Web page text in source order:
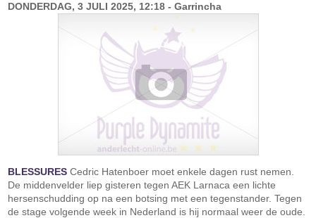
DONDERDAG, 3 JULI 2025, 12:18 - Garrincha
BLESSURES Cedric Hatenboer moet enkele dagen rust nemen.
De middenvelder liep gisteren tegen AEK Larnaca een lichte
hersenschudding op na een botsing met een tegenstander. Tegen
de stage volgende week in Nederland is hij normaal weer de oude.